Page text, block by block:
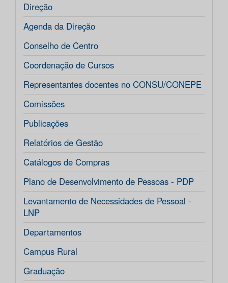
Direção
Agenda da Direção
Conselho de Centro
Coordenação de Cursos
Representantes docentes no CONSU/CONEPE
Comissões
Publicações
Relatórios de Gestão
Catálogos de Compras
Plano de Desenvolvimento de Pessoas - PDP
Levantamento de Necessidades de Pessoal -
LNP
Departamentos
Campus Rural
Graduação